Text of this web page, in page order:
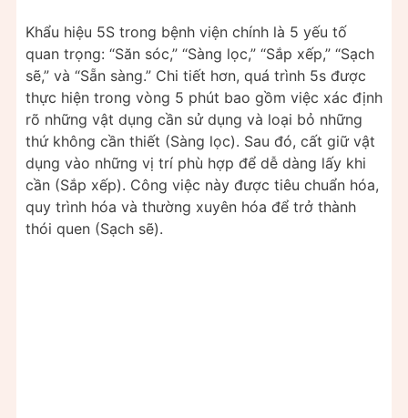
Khẩu hiệu 5S trong bệnh viện chính là 5 yếu tố
quan trọng: “Săn sóc,” “Sàng lọc,” “Sắp xếp,” “Sạch
sẽ,” và “Sẵn sàng.” Chi tiết hơn, quá trình 5s được
thực hiện trong vòng 5 phút bao gồm việc xác định
rõ những vật dụng cần sử dụng và loại bỏ những
thứ không cần thiết (Sàng lọc). Sau đó, cất giữ vật
dụng vào những vị trí phù hợp để dễ dàng lấy khi
cần (Sắp xếp). Công việc này được tiêu chuẩn hóa,
quy trình hóa và thường xuyên hóa để trở thành
thói quen (Sạch sẽ).